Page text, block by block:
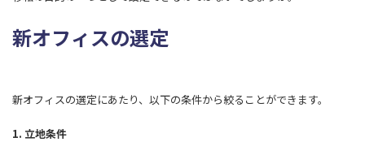
新オフィスの選定
新オフィスの選定にあたり、以下の条件から絞ることができます。
1. 立地条件